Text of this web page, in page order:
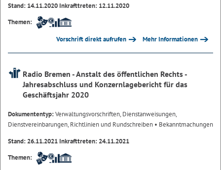
Stand: 14.11.2020 Inkrafttreten: 12.11.2020
Themen:
Vorschrift direkt aufrufen Mehr Informationen
Radio Bremen - Anstalt des öffentlichen Rechts -
Jahresabschluss und Konzernlagebericht für das
Geschäftsjahr 2020
Dokumententyp:Verwaltungsvorschriften, Dienstanweisungen,
Dienstvereinbarungen, Richtlinien und Rundschreiben • Bekanntmachungen
Stand: 26.11.2021 Inkrafttreten: 24.11.2021
Themen: